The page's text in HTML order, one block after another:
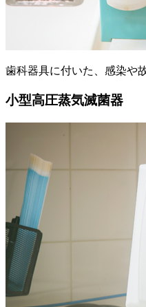
歯科器具に付いた、感染や
小型高圧蒸気滅菌器